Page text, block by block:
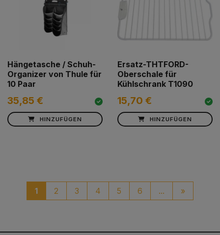
Hängetasche / Schuh-
Organizer von Thule für
10 Paar
35,85 €
HINZUFÜGEN
Ersatz-THTFORD-
Oberschale für
Kühlschrank T1090
15,70 €
HINZUFÜGEN
1 2 3 4 5 6 ... »